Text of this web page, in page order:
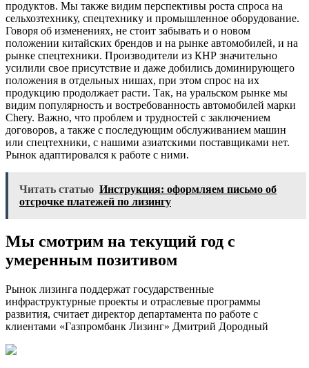
продуктов. Мы также видим перспективы роста спроса на
сельхозтехнику, спецтехнику и промышленное оборудование.
Говоря об изменениях, не стоит забывать и о новом
положении китайских брендов и на рынке автомобилей, и на
рынке спецтехники. Производители из КНР значительно
усилили свое присутствие и даже добились доминирующего
положения в отдельных нишах, при этом спрос на их
продукцию продолжает расти. Так, на уральском рынке мы
видим популярность и востребованность автомобилей марки
Chery. Важно, что проблем и трудностей с заключением
договоров, а также с последующим обслуживанием машин
или спецтехники, с нашими азиатскими поставщиками нет.
Рынок адаптировался к работе с ними.
Читать статью Инструкция: оформляем письмо об
отсрочке платежей по лизингу
Мы смотрим на текущий год с
умеренным позитивом
Рынок лизинга поддержат государственные
инфраструктурные проекты и отраслевые программы
развития, считает директор департамента по работе с
клиентами «Газпромбанк Лизинг» Дмитрий Дородный